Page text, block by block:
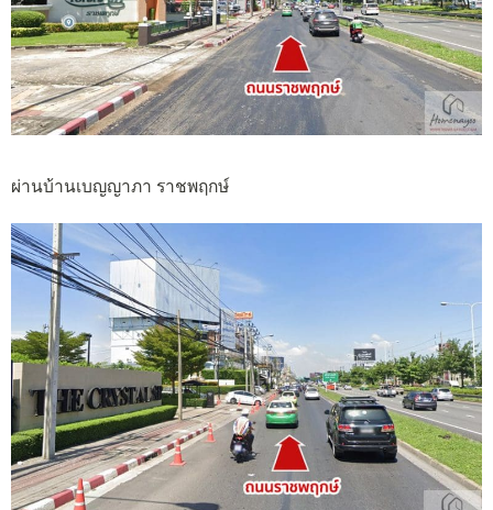
ผ่านบ้านเบญญาภา ราชพฤกษ์